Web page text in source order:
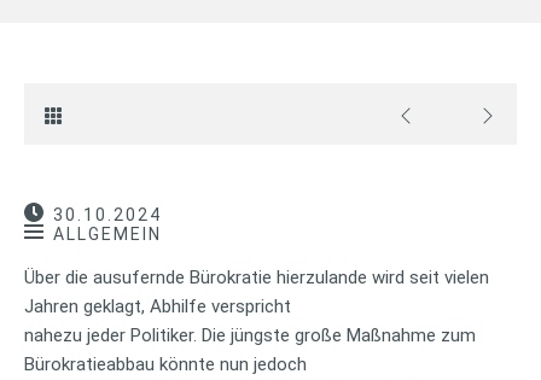
30.10.2024
ALLGEMEIN
Über die ausufernde Bürokratie hierzulande wird seit vielen
Jahren geklagt, Abhilfe verspricht
nahezu jeder Politiker. Die jüngste große Maßnahme zum
Bürokratieabbau könnte nun jedoch